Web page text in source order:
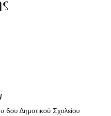
6ου Δημοτικού Σχολείου